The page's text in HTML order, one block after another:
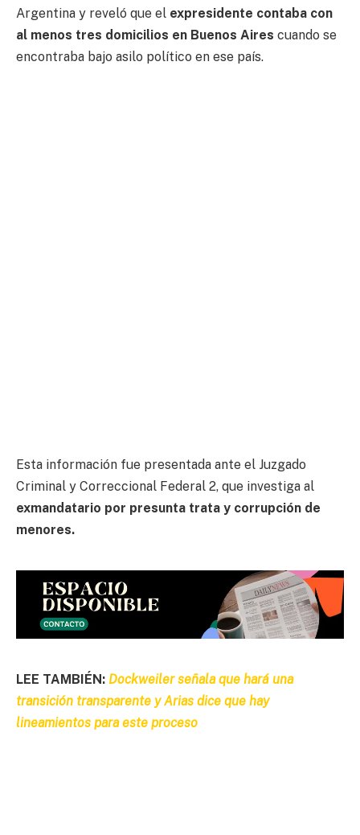
Argentina y reveló que el expresidente contaba con
al menos tres domicilios en Buenos Aires cuando se
encontraba bajo asilo político en ese país.
Esta información fue presentada ante el Juzgado
Criminal y Correccional Federal 2, que investiga al
exmandatario por presunta trata y corrupción de
menores.
LEE TAMBIÉN: Dockweiler señala que hará una
transición transparente y Arias dice que hay
lineamientos para este proceso